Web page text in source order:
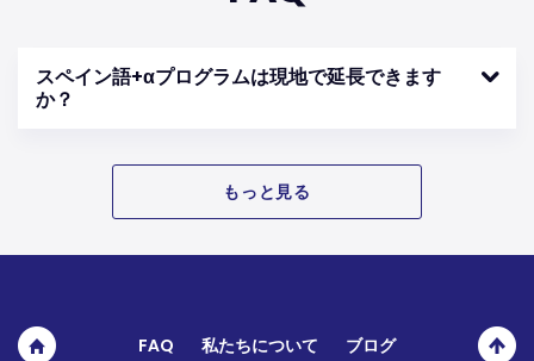
スペイン語+αプログラムは現地で延長できます
か？
もっと見る
FAQ 私たちについて ブログ